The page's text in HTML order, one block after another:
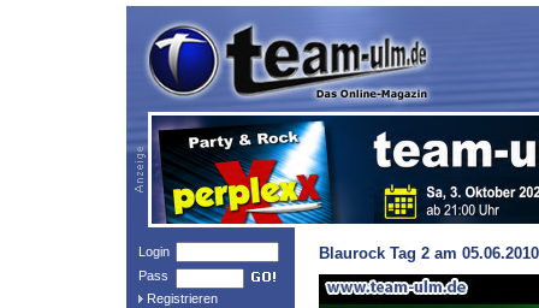
Login
Pass
Registrieren
Blaurock Tag 2 am